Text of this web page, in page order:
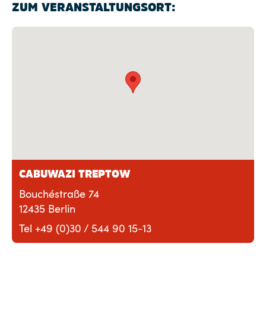
ZUM VERANSTALTUNGSORT:
CABUWAZI TREPTOW
Bouchéstraße 74
12435 Berlin
Tel +49 (0)30 / 544 90 15-13